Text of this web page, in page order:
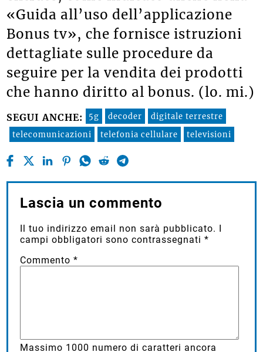
«Guida all’uso dell’applicazione
Bonus tv», che fornisce istruzioni
dettagliate sulle procedure da
seguire per la vendita dei prodotti
che hanno diritto al bonus. (lo. mi.)
SEGUI ANCHE: 5g decoder
digitale terrestre
telecomunicazioni
telefonia cellulare televisioni
Lascia un commento
Il tuo indirizzo email non sarà pubblicato. I
campi obbligatori sono contrassegnati*
Commento*
Massimo 1000 numero di caratteri ancora